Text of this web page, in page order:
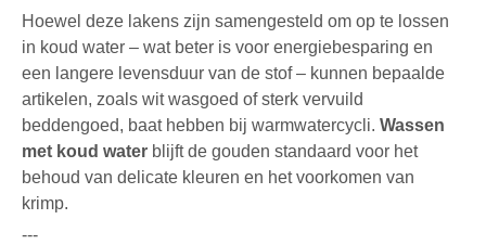
Hoewel deze lakens zijn samengesteld om op te lossen
in koud water – wat beter is voor energiebesparing en
een langere levensduur van de stof – kunnen bepaalde
artikelen, zoals wit wasgoed of sterk vervuild
beddengoed, baat hebben bij warmwatercycli. Wassen
met koud water blijft de gouden standaard voor het
behoud van delicate kleuren en het voorkomen van
krimp.
---